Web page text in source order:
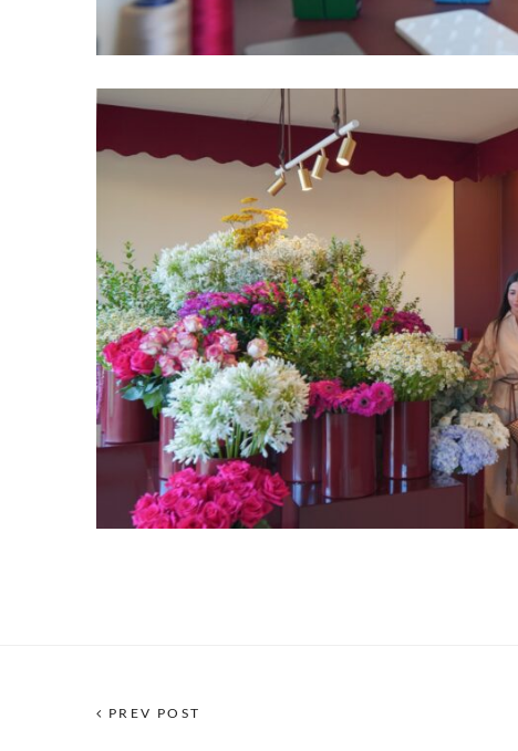
PREV POST